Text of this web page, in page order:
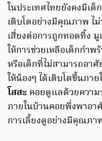
ในประเทศไทยยังคงมีเ
เติบโตอย่างมีคุณภาพ ไ
เสี่ยงต่อการถูกทอดทิ้ง
ให้การช่วยเหลือเด็กกำ
หรือเด็กที่ไม่สามารถอา
ให้น้องๆ ได้เติบโตขึ้นภาย
โสสะ คอยดูแลด้วยควา
ภายในบ้านคอยพึ่งพาอา
การเลี้ยงดูอย่างมีคุณภา